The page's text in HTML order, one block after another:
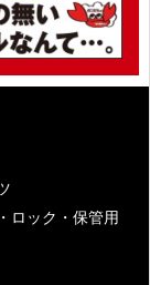
ロック・保管用